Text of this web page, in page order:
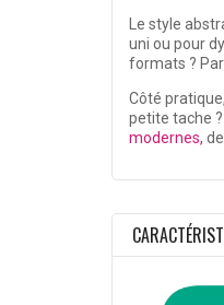
Le style
uni ou pour
formats ?
Côté
petite tache
modernes,